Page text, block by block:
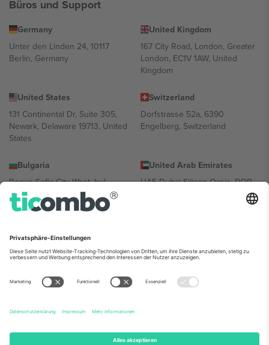
Büros und Support
Germany
Unter den Linden 24, 10117
Berlin, Germany
United Kingdom
167 City Road, London, Greater
London, EC1V 1AW, United
Kingdom
United States
131 Continental Dr, Suite 305,
Newark, Delaware 19713, United
States
Switzerland
Dorfstrasse 52a, 6390
Engelberg, Switzerland
Bulgaria
Regus Sofia City West, bul
Totleben 53-55, 1606 Sofia,
Bulgaria
United Arab Emirates
UAE Dubai Silicon Oasis, DDP
Building A1, Office 302, Dubai,
Mexico
Av Chapultepec 360, Roma
Norte, Cuauhtémoc, 06700
Ciudad de México, CDMX,
Mexico
Die juristische Person des Plattformanbieters kann je nach
Informationen finden Sie auf der jeweiligen Veranstaltungsseite, im